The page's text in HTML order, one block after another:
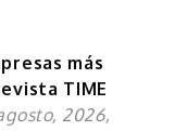
más
TIME
2026,